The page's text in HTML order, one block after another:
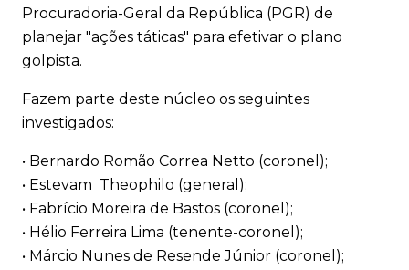
Procuradoria-Geral da República (PGR) de
planejar "ações táticas" para efetivar o plano
golpista.
Fazem parte deste núcleo os seguintes
investigados:
• Bernardo Romão Correa Netto (coronel);
• Estevam Theophilo (general);
• Fabrício Moreira de Bastos (coronel);
• Hélio Ferreira Lima (tenente-coronel);
• Márcio Nunes de Resende Júnior (coronel);